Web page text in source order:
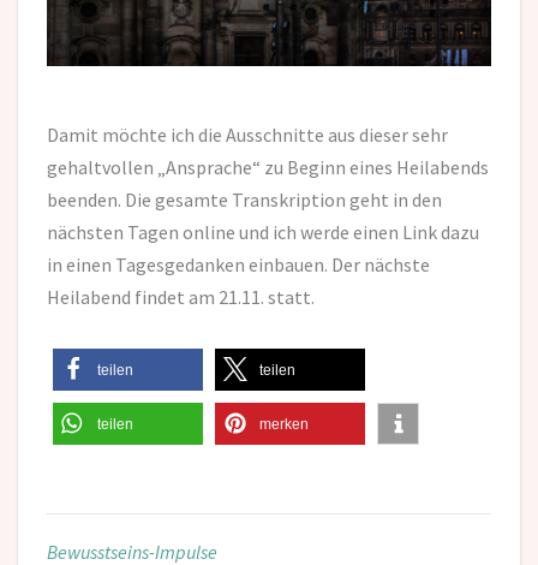
Damit möchte ich die Ausschnitte aus dieser sehr
gehaltvollen „Ansprache“ zu Beginn eines Heilabends
beenden. Die gesamte Transkription geht in den
nächsten Tagen online und ich werde einen Link dazu
in einen Tagesgedanken einbauen. Der nächste
Heilabend findet am 21.11. statt.
teilen teilen
teilen merken
Bewusstseins-Impulse